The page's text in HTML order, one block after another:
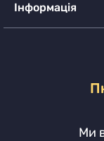
Інформація
Ми